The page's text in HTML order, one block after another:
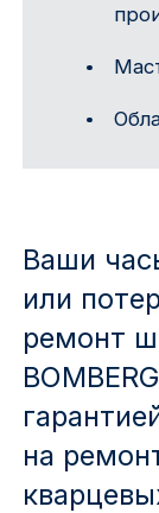
Ваши
или
ремонт
на